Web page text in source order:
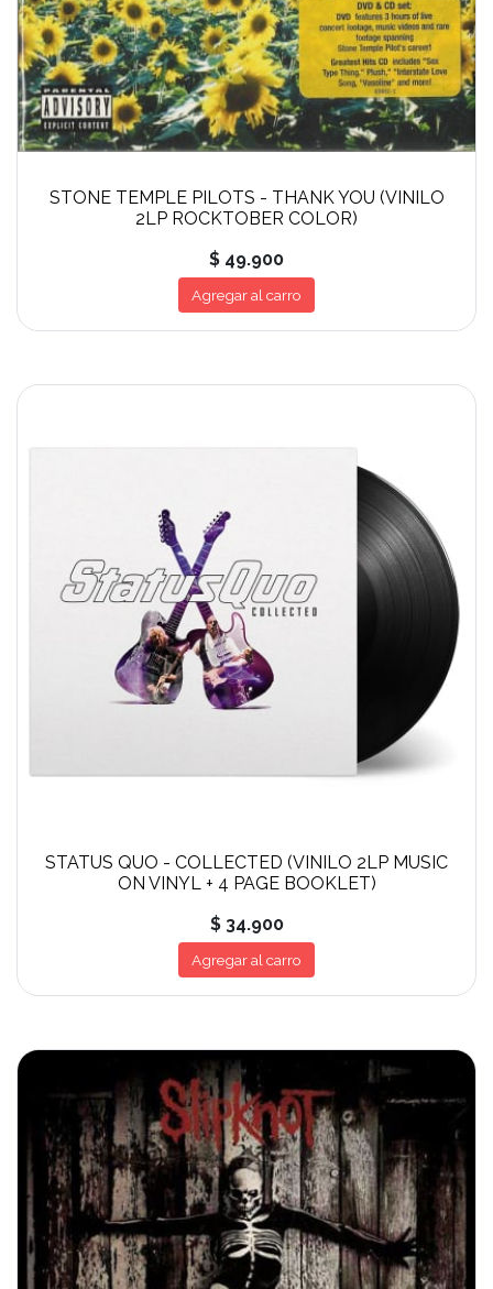
STONE TEMPLE PILOTS - THANK YOU (VINILO
2LP ROCKTOBER COLOR)
$ 49.900
Agregar al carro
STATUS QUO - COLLECTED (VINILO 2LP MUSIC
ON VINYL + 4 PAGE BOOKLET)
$ 34.900
Agregar al carro